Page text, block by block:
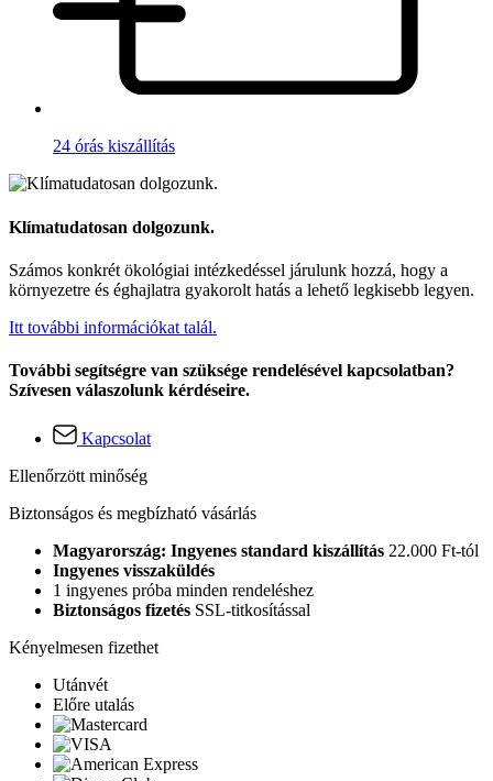
24 órás kiszállítás
Klímatudatosan dolgozunk.
Számos konkrét ökológiai intézkedéssel járulunk hozzá, hogy a
környezetre és éghajlatra gyakorolt hatás a lehető legkisebb legyen.
Itt további információkat talál.
További segítségre van szüksége rendelésével kapcsolatban?
Szívesen válaszolunk kérdéseire.
Kapcsolat
Ellenőrzött minőség
Biztonságos és megbízható vásárlás
Magyarország: Ingyenes standard kiszállítás 22.000 Ft-tól
Ingyenes visszaküldés
1 ingyenes próba minden rendeléshez
Biztonságos fizetés SSL-titkosítással
Kényelmesen fizethet
Utánvét
Előre utalás